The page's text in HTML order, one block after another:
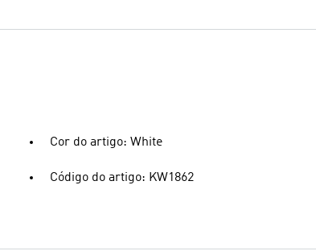
Cor do artigo: White
Código do artigo: KW1862